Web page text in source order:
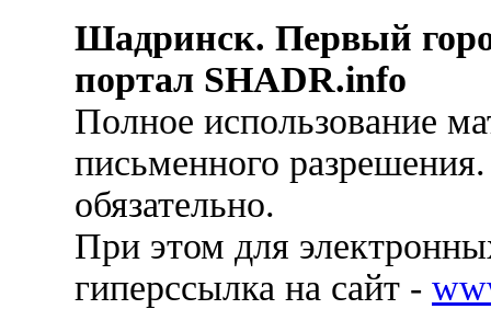
Шадринск. Первый
портал SHADR.info
Полное использование
письменного
обязательно.
При этом для
гиперссылка на сайт -